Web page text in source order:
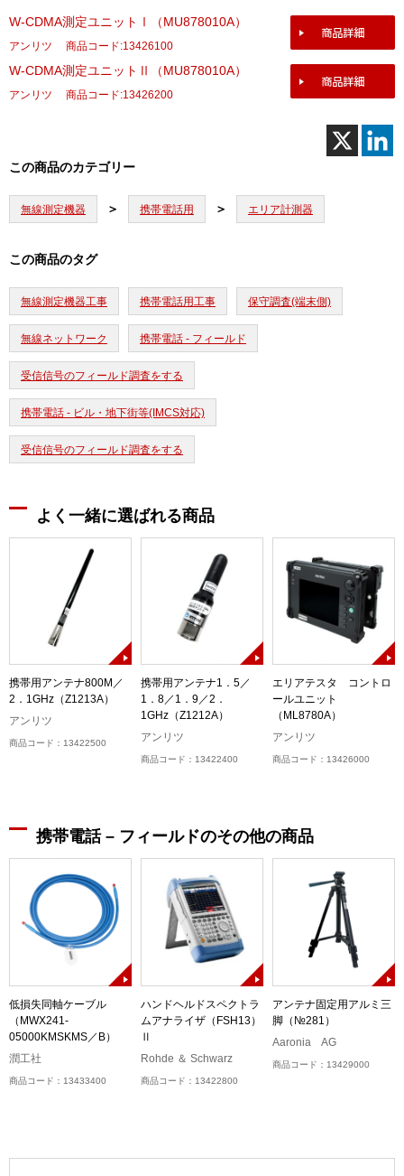
W-CDMA測定ユニットⅠ（MU878010A）
アンリツ 商品コード:13426100
W-CDMA測定ユニットⅡ（MU878010A）
アンリツ 商品コード:13426200
この商品のカテゴリー
無線測定機器 携帯電話用 エリア計測器
この商品のタグ
無線測定機器工事 携帯電話用工事 保守調査(端末側)
無線ネットワーク 携帯電話 - フィールド
受信信号のフィールド調査をする
携帯電話 - ビル・地下街等(IMCS対応)
受信信号のフィールド調査をする
よく一緒に選ばれる商品
携帯用アンテナ800M／
2．1GHz（Z1213A）
アンリツ
商品コード：13422500
携帯用アンテナ1．5／
1．8／1．9／2．
1GHz（Z1212A）
アンリツ
商品コード：13422400
エリアテスタ コントロ
ールユニット
（ML8780A）
アンリツ
商品コード：13426000
携帯電話 – フィールドのその他の商品
低損失同軸ケーブル
（MWX241-
05000KMSKMS／B）
潤工社
商品コード：13433400
ハンドヘルドスペクトラ
ムアナライザ（FSH13）
Ⅱ
Rohde ＆ Schwarz
商品コード：13422800
アンテナ固定用アルミ三
脚（№281）
Aaronia AG
商品コード：13429000